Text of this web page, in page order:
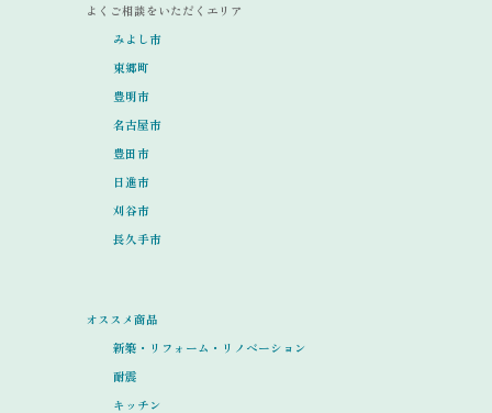
よくご相談をいただくエリア
みよし市
東郷町
豊明市
名古屋市
豊田市
日進市
刈谷市
長久手市
オススメ商品
新築・リフォーム・リノベーション
耐震
キッチン